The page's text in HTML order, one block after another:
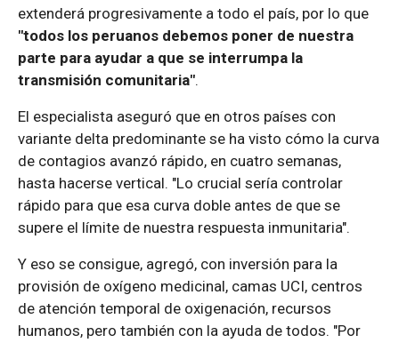
extenderá progresivamente a todo el país, por lo que
"todos los peruanos debemos poner de nuestra
parte para ayudar a que se interrumpa la
transmisión comunitaria".
El especialista aseguró que en otros países con
variante delta predominante se ha visto cómo la curva
de contagios avanzó rápido, en cuatro semanas,
hasta hacerse vertical. "Lo crucial sería controlar
rápido para que esa curva doble antes de que se
supere el límite de nuestra respuesta inmunitaria".
Y eso se consigue, agregó, con inversión para la
provisión de oxígeno medicinal, camas UCI, centros
de atención temporal de oxigenación, recursos
humanos, pero también con la ayuda de todos. "Por